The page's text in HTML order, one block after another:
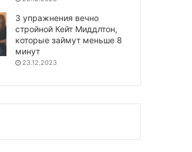
3 упражнения вечно
стройной Кейт Миддлтон,
которые займут меньше 8
минут
23.12.2023